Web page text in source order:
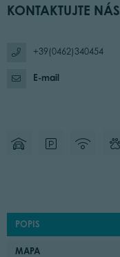
KONTAKTUJTE NÁS
+39(0462)340454
E-mail
POPIS
MAPA